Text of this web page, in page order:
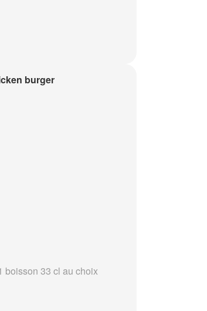
burger
boisson 33 cl au choix